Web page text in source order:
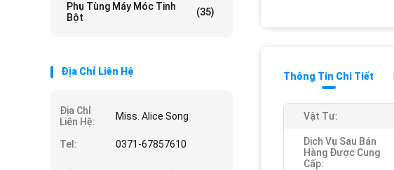
Phụ Tùng Máy Móc Tinh
Bột
(35)
Địa Chỉ Liên Hệ
Địa Chỉ
Liên Hệ:
Miss. Alice Song
Tel: 0371-67857610
Thông Tin Chi Tiết
Vật Tư:
Dịch Vụ Sau Bán
Hàng Được Cung
Cấp: